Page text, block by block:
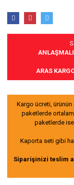
ANLAŞMALI
ARAS
Kargo ücreti, ürünün
paketlerde
paketlerde
Kaporta seti gibi
Siparişinizi teslim